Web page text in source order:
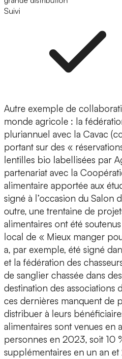
Suivi
Autre exemple de
monde agricole : la
pluriannuel avec la Cavac
portant sur des «
lentilles bio labellisées par
partenariat avec la
alimentaire apportée aux
signé à l’occasion du Salon
outre, une trentaine de
alimentaires ont été
local de « Mieux manger
a, par exemple, été signé
et la fédération des
de sanglier chassée dans
destination des associations
ces dernières manquent de
distribuer à leurs
alimentaires sont venues en
personnes en 2023, soit 10
supplémentaires en un an